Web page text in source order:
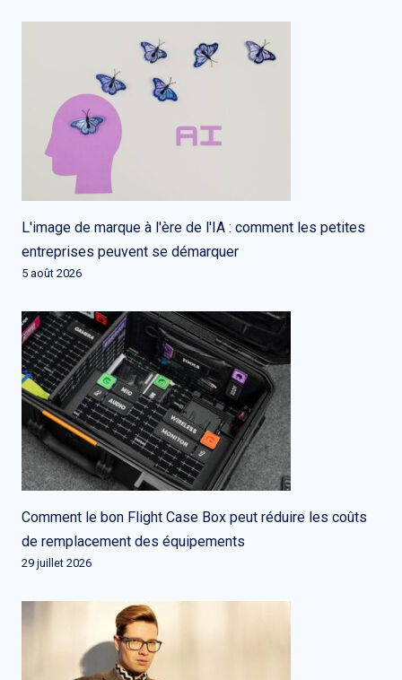
L'image de marque à l'ère de l'IA : comment les petites
entreprises peuvent se démarquer
5 août 2026
Comment le bon Flight Case Box peut réduire les coûts
de remplacement des équipements
29 juillet 2026